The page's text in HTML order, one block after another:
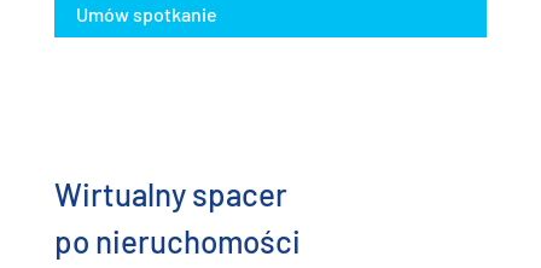
Umów spotkanie
Wirtualny spacer
po nieruchomości